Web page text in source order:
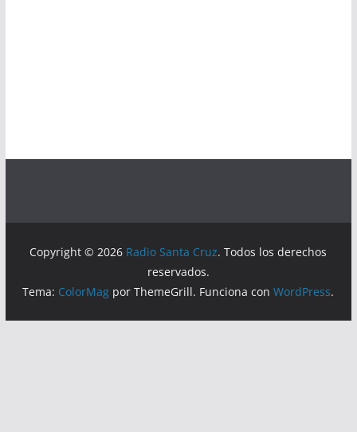
Copyright © 2026 Radio Santa Cruz. Todos los derechos
reservados.
Tema: ColorMag por ThemeGrill. Funciona conWordPress.